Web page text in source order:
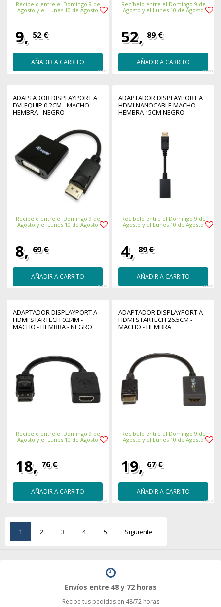
Recíbelo entre el Domingo 9 de
Agosto y el Lunes 10 de Agosto
9, 52 €
AÑADIR A CARRITO
55773
Recíbelo entre el Domingo 9 de
Agosto y el Lunes 10 de Agosto
52, 89 €
AÑADIR A CARRITO
55653
ADAPTADOR DISPLAYPORT A
DVI EQUIP 0.2CM - MACHO -
HEMBRA - NEGRO
Recíbelo entre el Domingo 9 de
Agosto y el Lunes 10 de Agosto
8, 69 €
AÑADIR A CARRITO
40259
ADAPTADOR DISPLAYPORT A
HDMI NANOCABLE MACHO -
HEMBRA 15CM NEGRO
Recíbelo entre el Domingo 9 de
Agosto y el Lunes 10 de Agosto
4, 89 €
AÑADIR A CARRITO
23896
ADAPTADOR DISPLAYPORT A
HDMI STARTECH 0.24M -
MACHO - HEMBRA - NEGRO
Recíbelo entre el Domingo 9 de
Agosto y el Lunes 10 de Agosto
18, 76 €
AÑADIR A CARRITO
55158
ADAPTADOR DISPLAYPORT A
HDMI STARTECH 26.5CM -
MACHO - HEMBRA
Recíbelo entre el Domingo 9 de
Agosto y el Lunes 10 de Agosto
19, 67 €
AÑADIR A CARRITO
55075
1 2 3 4 5 Siguiente
Envíos entre 48 y 72 horas
Recibe tus pedidos en 48/72 horas